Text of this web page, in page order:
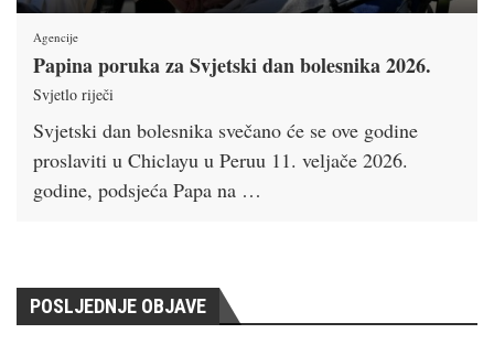
Agencije
Papina poruka za Svjetski dan bolesnika 2026.
Svjetlo riječi
Svjetski dan bolesnika svečano će se ove godine
proslaviti u Chiclayu u Peruu 11. veljače 2026.
godine, podsjeća Papa na …
POSLJEDNJE OBJAVE